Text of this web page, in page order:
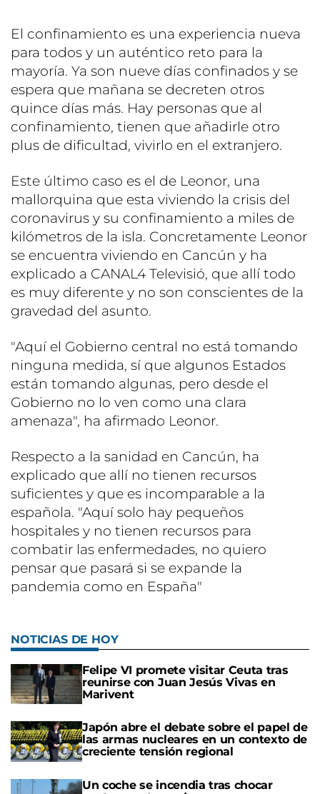
El confinamiento es una experiencia nueva
para todos y un auténtico reto para la
mayoría. Ya son nueve días confinados y se
espera que mañana se decreten otros
quince días más. Hay personas que al
confinamiento, tienen que añadirle otro
plus de dificultad, vivirlo en el extranjero.
Este último caso es el de Leonor, una
mallorquina que esta viviendo la crisis del
coronavirus y su confinamiento a miles de
kilómetros de la isla. Concretamente Leonor
se encuentra viviendo en Cancún y ha
explicado a CANAL4 Televisió, que allí todo
es muy diferente y no son conscientes de la
gravedad del asunto.
"Aquí el Gobierno central no está tomando
ninguna medida, sí que algunos Estados
están tomando algunas, pero desde el
Gobierno no lo ven como una clara
amenaza", ha afirmado Leonor.
Respecto a la sanidad en Cancún, ha
explicado que allí no tienen recursos
suficientes y que es incomparable a la
española. "Aquí solo hay pequeños
hospitales y no tienen recursos para
combatir las enfermedades, no quiero
pensar que pasará si se expande la
pandemia como en España"
NOTICIAS DE HOY
Felipe VI promete visitar Ceuta tras
reunirse con Juan Jesús Vivas en
Marivent
Japón abre el debate sobre el papel de
las armas nucleares en un contexto de
creciente tensión regional
Un coche se incendia tras chocar